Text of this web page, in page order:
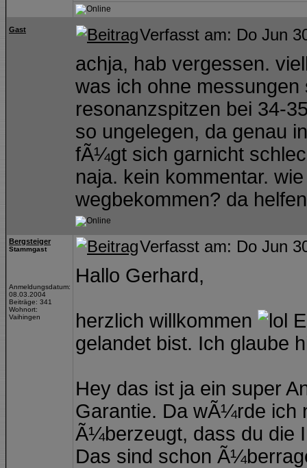
Gast Verfasst am: Do Jun
achja, hab vergessen.
was ich ohne
resonanzspitzen bei 34-
so ungelegen, da genau
fÃ¼gt sich garnicht
naja. kein kommentar.
wegbekommen? da
Bergsteiger
Stammgast
Anmeldungsdatum:
08.03.2004
Beiträge: 341
Wohnort:
Vaihingen
Verfasst am: Do Jun
Hallo Gerhard,
herzlich willkommen
gelandet bist. Ich glaube
Hey das ist ja ein super
Garantie. Da wÃ¼rde ich
Ã¼berzeugt, dass du die
Das sind schon